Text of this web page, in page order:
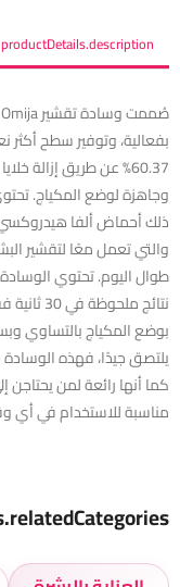
productDetails.description
بفعالية، وتوفير سطح
60.37% عن طريق إزالة
وجاهزة لوضع المكياج.
والتي تعمل معًا لتقشير
طوال اليوم. تحتوي
نتائج
بوضع المكياج بالتساوي
يلتصق جيدًا، فهذه
كما أنها رائعة لمن يحتاجن
مناسبة للاستخدام في أي